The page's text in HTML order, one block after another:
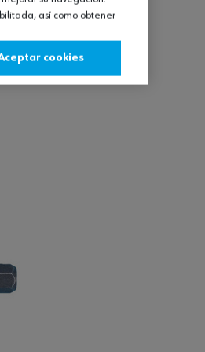
así como obtener
cookies